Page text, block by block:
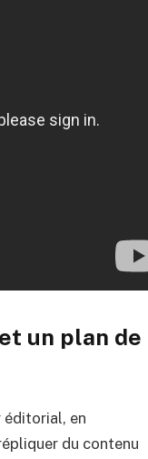
et un plan de
éditorial, en
du contenu